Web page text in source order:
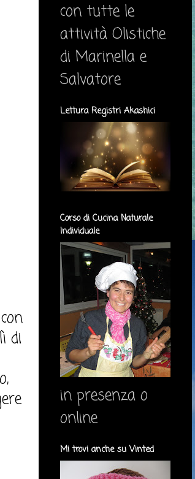
di
con tutte le
attività Olistiche
di Marinella e
Salvatore
Lettura Registri Akashici
Corso di Cucina Naturale
Individuale
in presenza o
online
Mi trovi anche su Vinted